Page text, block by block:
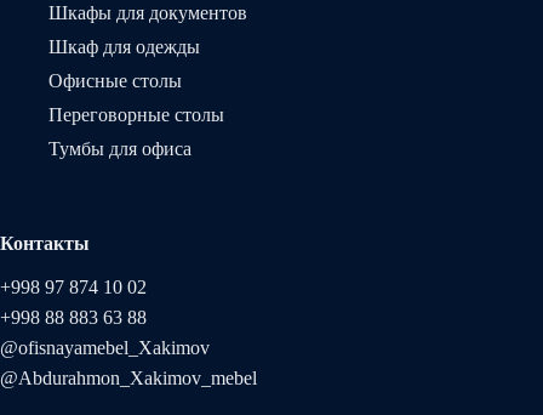
Шкафы для документов
Шкаф для одежды
Офисные столы
Переговорные столы
Тумбы для офиса
Контакты
+998 97 874 10 02
+998 88 883 63 88
@ofisnayamebel_Xakimov
@Abdurahmon_Xakimov_mebel